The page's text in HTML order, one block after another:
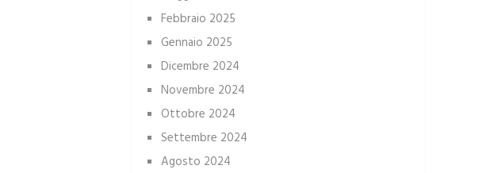
Febbraio 2025
Gennaio 2025
Dicembre 2024
Novembre 2024
Ottobre 2024
Settembre 2024
Agosto 2024